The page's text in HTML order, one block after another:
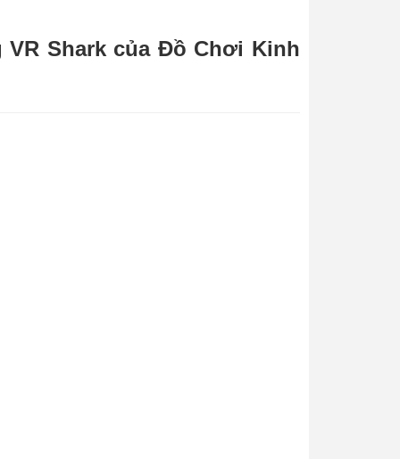
Shark của Đồ Chơi Kinh